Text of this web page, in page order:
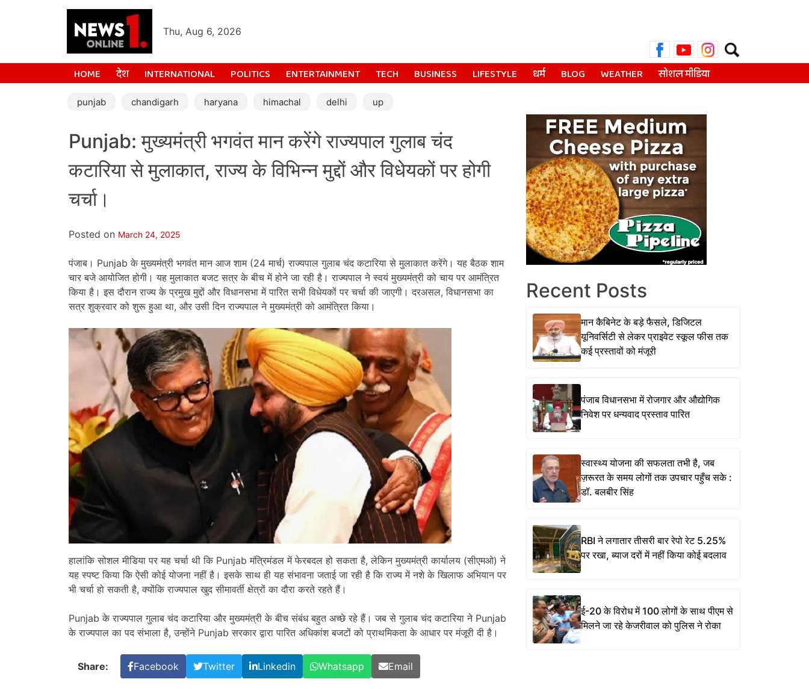
Thu, Aug 6, 2026
Search
for:
HOME देश INTERNATIONAL POLITICS ENTERTAINMENT TECH BUSINESS LIFESTYLE धर्म BLOG WEATHER सोशल मीडिया
punjab chandigarh haryana himachal delhi up
Punjab: मुख्यमंत्री भगवंत मान करेंगे राज्यपाल गुलाब चंद
कटारिया से मुलाकात, राज्य के विभिन्न मुद्दों और विधेयकों पर होगी
चर्चा।
Posted on March 24, 2025
पंजाब। Punjab के मुख्यमंत्री भगवंत मान आज शाम (24 मार्च) राज्यपाल गुलाब चंद कटारिया से मुलाकात करेंगे। यह बैठक शाम
चार बजे आयोजित होगी। यह मुलाकात बजट सत्र के बीच में होने जा रही है। राज्यपाल ने स्वयं मुख्यमंत्री को चाय पर आमंत्रित
किया है। इस दौरान राज्य के प्रमुख मुद्दों और विधानसभा में पारित सभी विधेयकों पर चर्चा की जाएगी। दरअसल, विधानसभा का
सत्र शुक्रवार को शुरू हुआ था, और उसी दिन राज्यपाल ने मुख्यमंत्री को आमंत्रित किया।
हालांकि सोशल मीडिया पर यह चर्चा थी कि Punjab मंत्रिमंडल में फेरबदल हो सकता है, लेकिन मुख्यमंत्री कार्यालय (सीएमओ) ने
यह स्पष्ट किया कि ऐसी कोई योजना नहीं है। इसके साथ ही यह संभावना जताई जा रही है कि राज्य में नशे के खिलाफ अभियान पर
भी चर्चा हो सकती है, क्योंकि राज्यपाल खुद सीमावर्ती क्षेत्रों का दौरा करते रहते हैं।
Punjab के राज्यपाल गुलाब चंद कटारिया और मुख्यमंत्री के बीच संबंध बहुत अच्छे रहे हैं। जब से गुलाब चंद कटारिया ने Punjab
के राज्यपाल का पद संभाला है, उन्होंने Punjab सरकार द्वारा पारित अधिकांश बजटों को प्राथमिकता के आधार पर मंजूरी दी है।
Share: Facebook Twitter Linkedin Whatsapp Email
Recent Posts
मान कैबिनेट के बड़े फैसले, डिजिटल
यूनिवर्सिटी से लेकर प्राइवेट स्कूल फीस तक
कई प्रस्तावों को मंजूरी
पंजाब विधानसभा में रोजगार और औद्योगिक
निवेश पर धन्यवाद प्रस्ताव पारित
स्वास्थ्य योजना की सफलता तभी है, जब
ज़रूरत के समय लोगों तक उपचार पहुँच सके :
डॉ. बलबीर सिंह
RBI ने लगातार तीसरी बार रेपो रेट 5.25%
पर रखा, ब्याज दरों में नहीं किया कोई बदलाव
ई-20 के विरोध में 100 लोगों के साथ पीएम से
मिलने जा रहे केजरीवाल को पुलिस ने रोका